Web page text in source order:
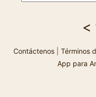
<
Contáctenos Términos
App para